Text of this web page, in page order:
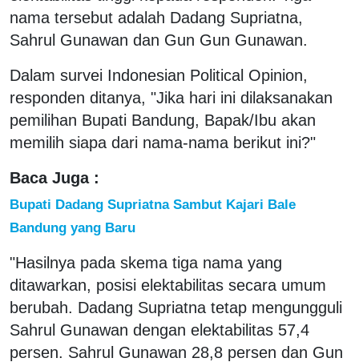
nama tersebut adalah Dadang Supriatna,
Sahrul Gunawan dan Gun Gun Gunawan.
Dalam survei Indonesian Political Opinion,
responden ditanya, "Jika hari ini dilaksanakan
pemilihan Bupati Bandung, Bapak/Ibu akan
memilih siapa dari nama-nama berikut ini?"
Baca Juga :
Bupati Dadang Supriatna Sambut Kajari Bale
Bandung yang Baru
"Hasilnya pada skema tiga nama yang
ditawarkan, posisi elektabilitas secara umum
berubah. Dadang Supriatna tetap mengungguli
Sahrul Gunawan dengan elektabilitas 57,4
persen. Sahrul Gunawan 28,8 persen dan Gun